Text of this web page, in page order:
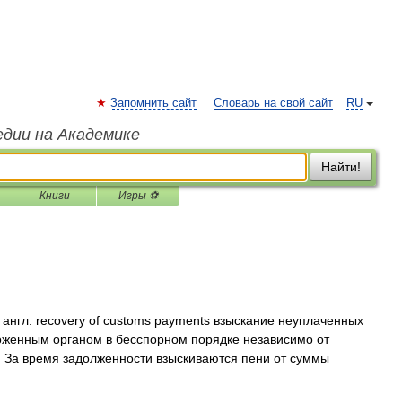
RU
Запомнить сайт Словарь на свой сайт
на Академике
Найти!
Книги Игры ⚽
recovery of customs payments взыскание неуплаченных
органом в бесспорном порядке независимо от
время задолженности взыскиваются пени от суммы